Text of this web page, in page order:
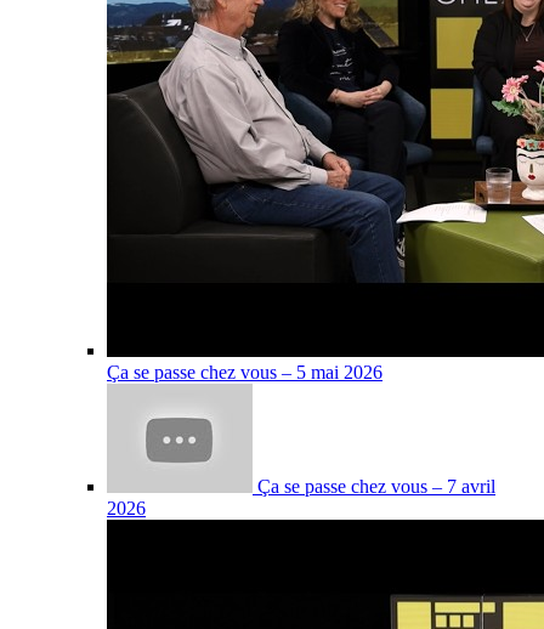
Ça se passe chez vous – 5 mai 2026
Ça se passe chez vous – 7 avril
2026